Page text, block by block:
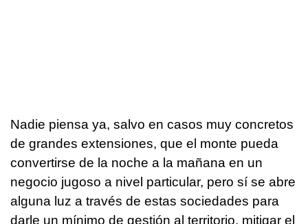
Nadie piensa ya, salvo en casos muy concretos
de grandes extensiones, que el monte pueda
convertirse de la noche a la mañana en un
negocio jugoso a nivel particular, pero sí se abre
alguna luz a través de estas sociedades para
darle un mínimo de gestión al territorio, mitigar el